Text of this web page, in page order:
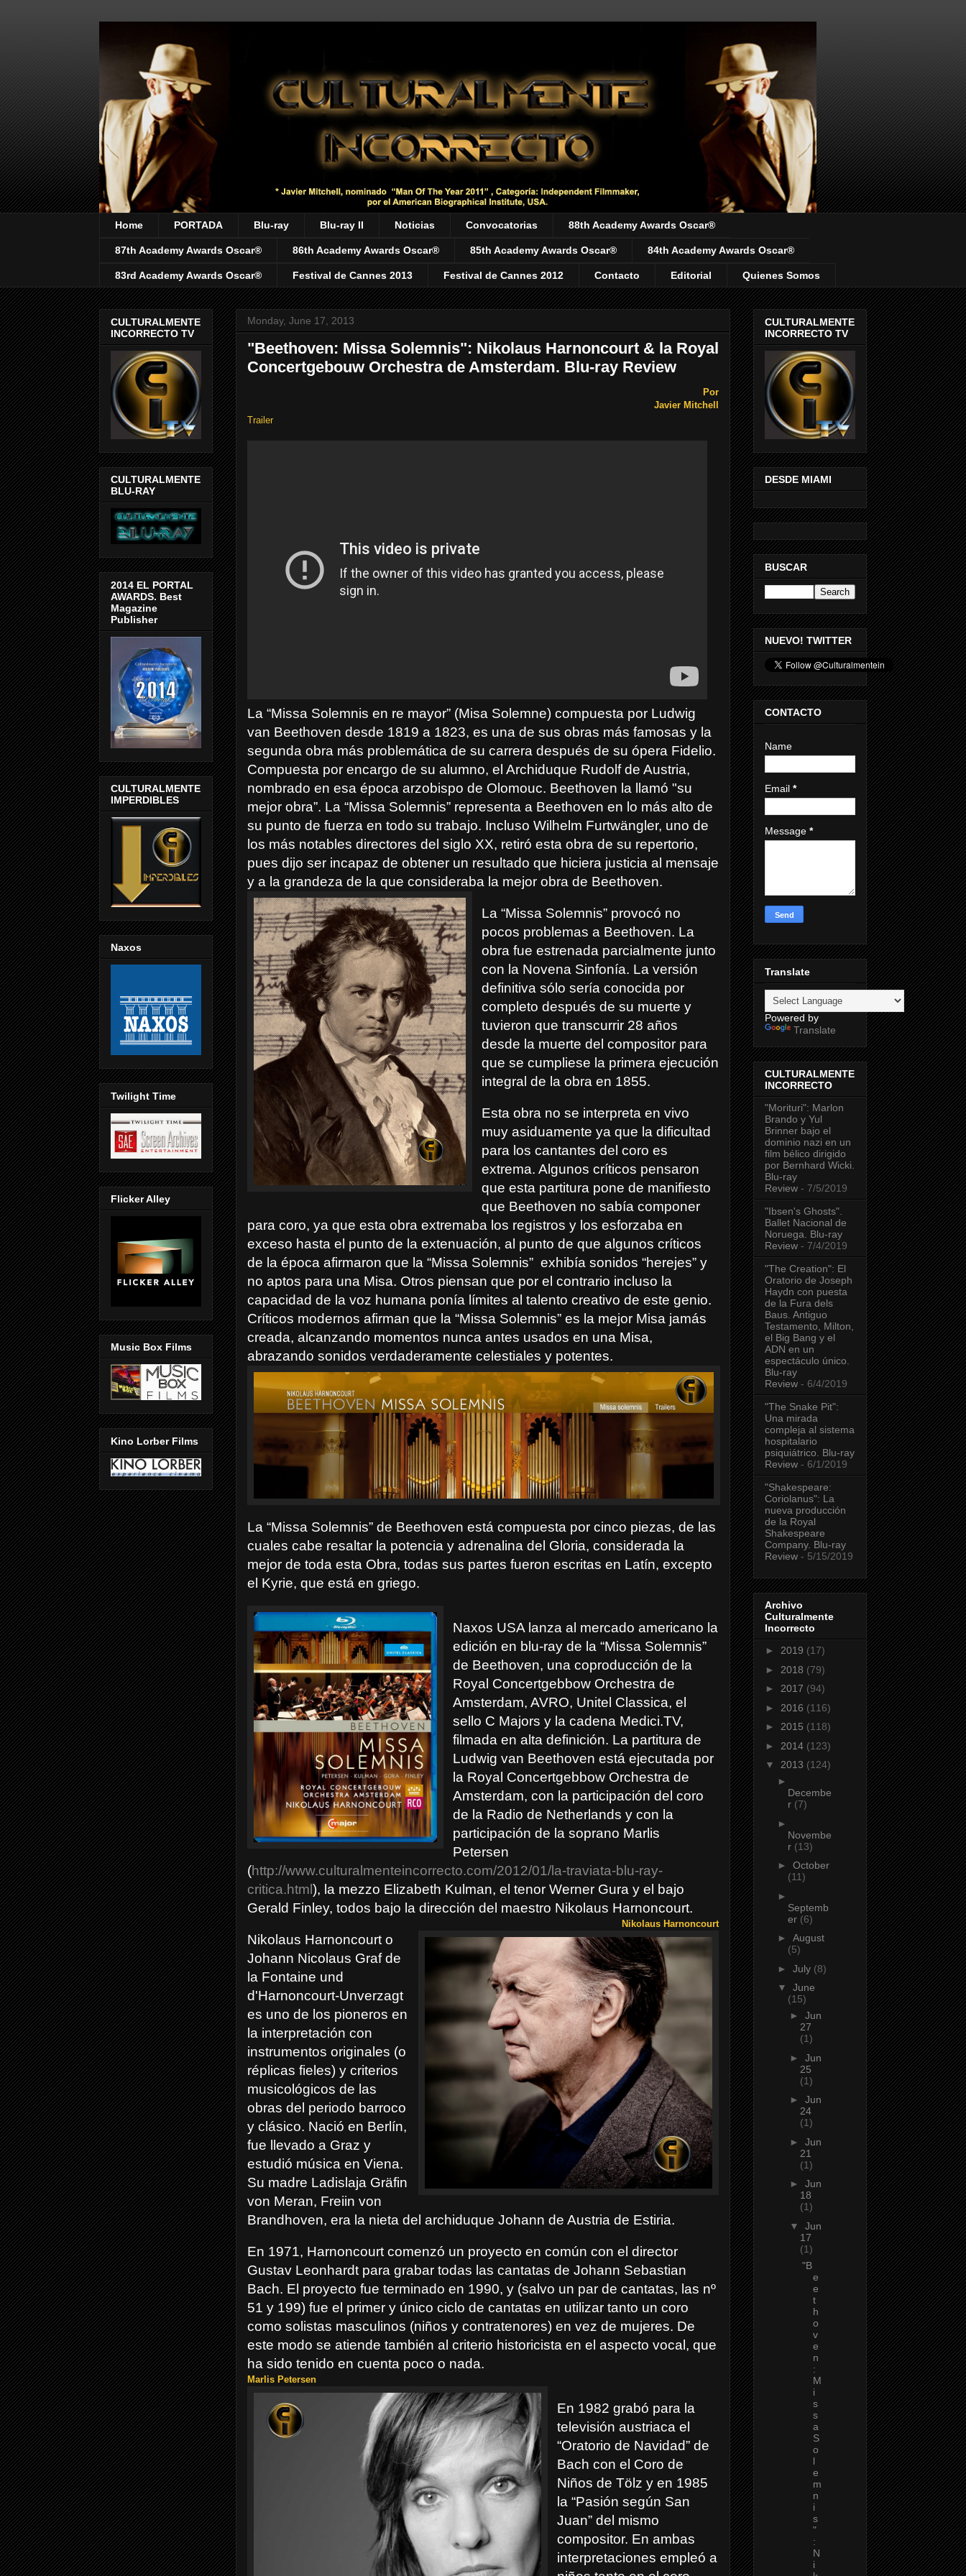
Home PORTADA Blu-ray Blu-ray II Noticias Convocatorias 88th Academy Awards Oscar®
87th Academy Awards Oscar® 86th Academy Awards Oscar® 85th Academy Awards Oscar® 84th Academy Awards Oscar®
83rd Academy Awards Oscar® Festival de Cannes 2013 Festival de Cannes 2012 Contacto Editorial Quienes Somos
Monday, June 17, 2013
"Beethoven: Missa Solemnis": Nikolaus Harnoncourt & la Royal
Concertgebouw Orchestra de Amsterdam. Blu-ray Review
Por
Javier Mitchell
Trailer
La “Missa Solemnis en re mayor” (Misa Solemne) compuesta por Ludwig
van Beethoven desde 1819 a 1823, es una de sus obras más famosas y la
segunda obra más problemática de su carrera después de su ópera Fidelio.
Compuesta por encargo de su alumno, el Archiduque Rudolf de Austria,
nombrado en esa época arzobispo de Olomouc. Beethoven la llamó "su
mejor obra”. La “Missa Solemnis” representa a Beethoven en lo más alto de
su punto de fuerza en todo su trabajo. Incluso Wilhelm Furtwängler, uno de
los más notables directores del siglo XX, retiró esta obra de su repertorio,
pues dijo ser incapaz de obtener un resultado que hiciera justicia al mensaje
y a la grandeza de la que consideraba la mejor obra de Beethoven.
La “Missa Solemnis” provocó no
pocos problemas a Beethoven. La
obra fue estrenada parcialmente junto
con la Novena Sinfonía. La versión
definitiva sólo sería conocida por
completo después de su muerte y
tuvieron que transcurrir 28 años
desde la muerte del compositor para
que se cumpliese la primera ejecución
integral de la obra en 1855.
Esta obra no se interpreta en vivo
muy asiduamente ya que la dificultad
para los cantantes del coro es
extrema. Algunos críticos pensaron
que esta partitura pone de manifiesto
que Beethoven no sabía componer
para coro, ya que esta obra extremaba los registros y los esforzaba en
exceso hasta el punto de la extenuación, al punto de que algunos críticos
de la época afirmaron que la “Missa Solemnis” exhibía sonidos “herejes” y
no aptos para una Misa. Otros piensan que por el contrario incluso la
capacidad de la voz humana ponía límites al talento creativo de este genio.
Críticos modernos afirman que la “Missa Solemnis” es la mejor Misa jamás
creada, alcanzando momentos nunca antes usados en una Misa,
abrazando sonidos verdaderamente celestiales y potentes.
La “Missa Solemnis” de Beethoven está compuesta por cinco piezas, de las
cuales cabe resaltar la potencia y adrenalina del Gloria, considerada la
mejor de toda esta Obra, todas sus partes fueron escritas en Latín, excepto
el Kyrie, que está en griego.
Naxos USA lanza al mercado americano la
edición en blu-ray de la “Missa Solemnis”
de Beethoven, una coproducción de la
Royal Concertgebbow Orchestra de
Amsterdam, AVRO, Unitel Classica, el
sello C Majors y la cadena Medici.TV,
filmada en alta definición. La partitura de
Ludwig van Beethoven está ejecutada por
la Royal Concertgebbow Orchestra de
Amsterdam, con la participación del coro
de la Radio de Netherlands y con la
participación de la soprano Marlis
Petersen
(http://www.culturalmenteincorrecto.com/2012/01/la-traviata-blu-ray-
critica.html ), la mezzo Elizabeth Kulman, el tenor Werner Gura y el bajo
Gerald Finley, todos bajo la dirección del maestro Nikolaus Harnoncourt.
Nikolaus Harnoncourt
Nikolaus Harnoncourt o
Johann Nicolaus Graf de
la Fontaine und
d'Harnoncourt-Unverzagt
es uno de los pioneros en
la interpretación con
instrumentos originales (o
réplicas fieles) y criterios
musicológicos de las
obras del periodo barroco
y clásico. Nació en Berlín,
fue llevado a Graz y
estudió música en Viena.
Su madre Ladislaja Gräfin
von Meran, Freiin von
Brandhoven, era la nieta del archiduque Johann de Austria de Estiria.
En 1971, Harnoncourt comenzó un proyecto en común con el director
Gustav Leonhardt para grabar todas las cantatas de Johann Sebastian
Bach. El proyecto fue terminado en 1990, y (salvo un par de cantatas, las nº
51 y 199) fue el primer y único ciclo de cantatas en utilizar tanto un coro
como solistas masculinos (niños y contratenores) en vez de mujeres. De
este modo se atiende también al criterio historicista en el aspecto vocal, que
ha sido tenido en cuenta poco o nada.
Marlis Petersen
En 1982 grabó para la
televisión austriaca el
“Oratorio de Navidad” de
Bach con el Coro de
Niños de Tölz y en 1985
la “Pasión según San
Juan” del mismo
compositor. En ambas
interpretaciones empleó a
CULTURALMENTE
INCORRECTO TV
CULTURALMENTE
BLU-RAY
2014 EL PORTAL
AWARDS. Best
Magazine
Publisher
CULTURALMENTE
IMPERDIBLES
Naxos
Twilight Time
Flicker Alley
Music Box Films
Kino Lorber Films
CULTURALMENTE
INCORRECTO TV
DESDE MIAMI
BUSCAR
NUEVO! TWITTER
CONTACTO
Name
Email *
Message *
Translate
Powered by
Translate
CULTURALMENTE
INCORRECTO
"Morituri": Marlon
Brando y Yul
Brinner bajo el
dominio nazi en un
film bélico dirigido
por Bernhard Wicki.
Blu-ray
Review - 7/5/2019
"Ibsen's Ghosts".
Ballet Nacional de
Noruega. Blu-ray
Review - 7/4/2019
"The Creation": El
Oratorio de Joseph
Haydn con puesta
de la Fura dels
Baus. Antiguo
Testamento, Milton,
el Big Bang y el
ADN en un
espectáculo único.
Blu-ray
Review - 6/4/2019
"The Snake Pit":
Una mirada
compleja al sistema
hospitalario
psiquiátrico. Blu-ray
Review - 6/1/2019
"Shakespeare:
Coriolanus": La
nueva producción
de la Royal
Shakespeare
Company. Blu-ray
Review - 5/15/2019
Archivo
Culturalmente
Incorrecto
► 2019 (17)
► 2018 (79)
► 2017 (94)
► 2016 (116)
► 2015 (118)
► 2014 (123)
▼ 2013 (124)
►
Decembe
r (7)
►
Novembe
r (13)
► October
(11)
►
Septemb
er (6)
► August
(5)
► July (8)
▼ June
(15)
► Jun
27
(1)
► Jun
25
(1)
► Jun
24
(1)
► Jun
21
(1)
► Jun
18
(1)
▼ Jun
17
(1)
"B
e
e
t
h
o
v
e
n
:
M
i
s
s
a
S
o
l
e
m
n
i
s
"
:
N
i